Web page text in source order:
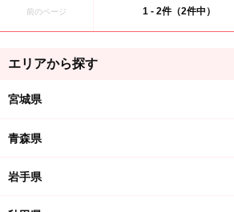
前のページ 1 - 2件（2件中）
エリアから探す
宮城県
青森県
岩手県